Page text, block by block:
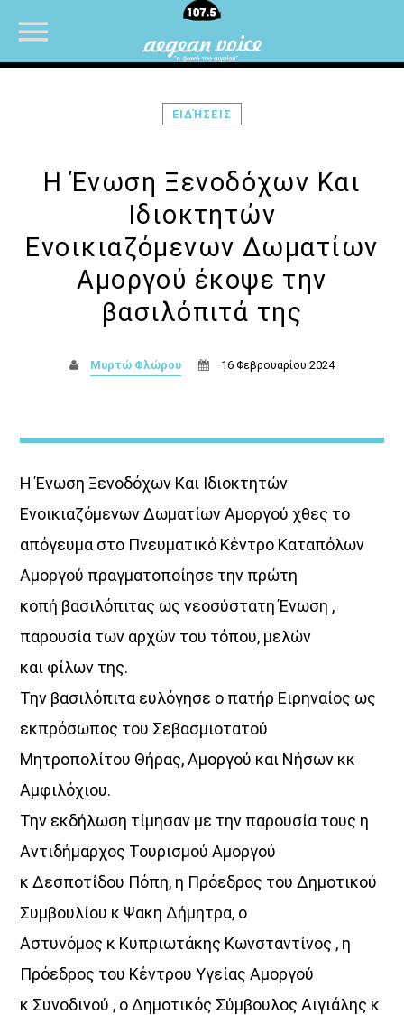
ΜΟΥΣΙΚΗ
Όταν τα μικρόφωνα ξεκουράζονται…
η μουσική παίρνει τον λόγο.
Ο Aegean Voice 107.5 συνεχίζει να σας κρατά συντροφιά
και μουσικές επιλογές για κάθε στιγμή της ημέρας.
Χαλαρώστε, ταξιδέψτε, ανεβάστε ένταση
και μείνετε συντονισμένοι στη συχνότητα
ΕΙΔΉΣΕΙΣ
Η Ένωση Ξενοδόχων Και
Ιδιοκτητών
Ενοικιαζόμενων Δωματίων
Αμοργού έκοψε την
βασιλόπιτά της
Μυρτώ Φλώρου 16 Φεβρουαρίου 2024
Η Ένωση Ξενοδόχων Και Ιδιοκτητών
Ενοικιαζόμενων Δωματίων Αμοργού χθες το
απόγευμα στο Πνευματικό Κέντρο Καταπόλων
Αμοργού πραγματοποίησε την πρώτη
κοπή βασιλόπιτας ως νεοσύστατη Ένωση ,
παρουσία των αρχών του τόπου, μελών
και φίλων της.
Την βασιλόπιτα ευλόγησε ο πατήρ Ειρηναίος ως
εκπρόσωπος του Σεβασμιοτατού
Μητροπολίτου Θήρας, Αμοργού και Νήσων κκ
Αμφιλόχιου.
Την εκδήλωση τίμησαν με την παρουσία τους η
Αντιδήμαρχος Τουρισμού Αμοργού
κ Δεσποτίδου Πόπη, η Πρόεδρος του Δημοτικού
Συμβουλίου κ Ψακη Δήμητρα, ο
Αστυνόμος κ Κυπριωτάκης Κωνσταντίνος , η
Πρόεδρος του Κέντρου Υγείας Αμοργού
κ Συνοδινού , ο Δημοτικός Σύμβουλος Αιγιάλης κ